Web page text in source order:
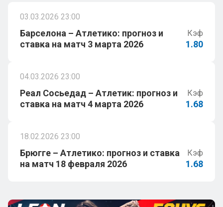
03.03.2026 23:00
Барселона – Атлетико: прогноз и
ставка на матч 3 марта 2026
Кэф
1.80
04.03.2026 23:00
Реал Сосьедад – Атлетик: прогноз и
ставка на матч 4 марта 2026
Кэф
1.68
18.02.2026 23:00
Брюгге – Атлетико: прогноз и ставка
на матч 18 февраля 2026
Кэф
1.68